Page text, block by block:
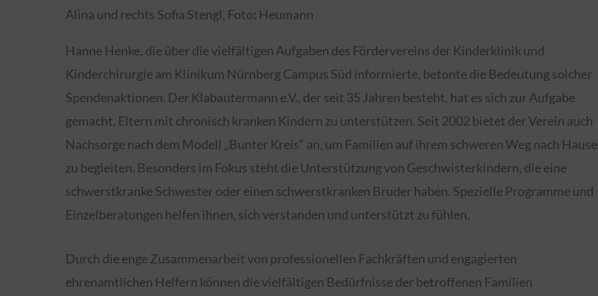
Alina und rechts Sofia Stengl, Foto: Heumann
Hanne Henke, die über die vielfältigen Aufgaben des Fördervereins der Kinderklinik und
Kinderchirurgie am Klinikum Nürnberg Campus Süd informierte, betonte die Bedeutung solcher
Spendenaktionen. Der Klabautermann e.V., der seit 35 Jahren besteht, hat es sich zur Aufgabe
gemacht, Eltern mit chronisch kranken Kindern zu unterstützen. Seit 2002 bietet der Verein auch
Nachsorge nach dem Modell „Bunter Kreis“ an, um Familien auf ihrem schweren Weg nach Hause
zu begleiten. Besonders im Fokus steht die Unterstützung von Geschwisterkindern, die eine
schwerstkranke Schwester oder einen schwerstkranken Bruder haben. Spezielle Programme und
Einzelberatungen helfen ihnen, sich verstanden und unterstützt zu fühlen.
Durch die enge Zusammenarbeit von professionellen Fachkräften und engagierten
ehrenamtlichen Helfern können die vielfältigen Bedürfnisse der betroffenen Familien